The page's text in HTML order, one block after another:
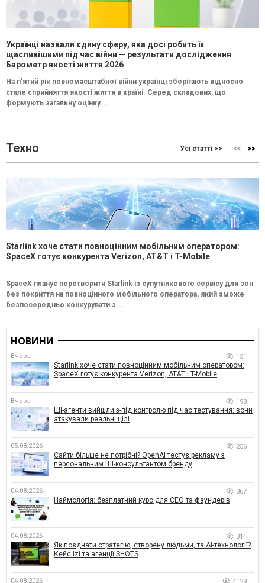
Українці назвали єдину сферу, яка досі робить їх
щасливішими під час війни — результати дослідження
Барометр якості життя 2026
На п’ятий рік повномасштабної війни українці зберігають відносно
стале сприйняття якості життя в країні. Серед складових, що
формують загальну оцінку...
Техно Усі статті >>
Starlink хоче стати повноцінним мобільним оператором:
SpaceX готує конкурента Verizon, AT&T і T-Mobile
SpaceX планує перетворити Starlink із супутникового сервісу для зон
без покриття на повноцінного мобільного оператора, який зможе
безпосередньо конкурувати з...
НОВИНИ
Вчора 151
Starlink хоче стати повноцінним мобільним оператором:
SpaceX готує конкурента Verizon, AT&T і T-Mobile
Вчора 193
ШІ-агенти вийшли з-під контролю під час тестування: вони
атакували реальні цілі
05.08.2026 256
Сайти більше не потрібні? OpenAI тестує рекламу з
персональним ШІ-консультантом бренду
04.08.2026 367
Наймологія: безплатний курс для CEO та фаундерів
04.08.2026 311
Як поєднати стратегію, створену людьми, та AI-технології?
Кейс izi та агенції SHOTS
04.08.2026 4129